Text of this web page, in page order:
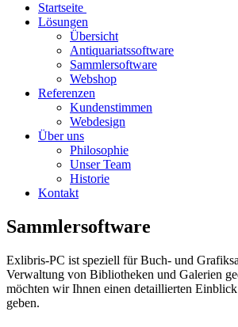
Startseite
Lösungen
Übersicht
Antiquariatssoftware
Sammlersoftware
Webshop
Referenzen
Kundenstimmen
Webdesign
Über uns
Philosophie
Unser Team
Historie
Kontakt
Sammler­software
Exlibris-PC ist speziell für Buch- und
Verwaltung von Bibliotheken und Galerien
möchten wir Ihnen einen detaillierten
geben.